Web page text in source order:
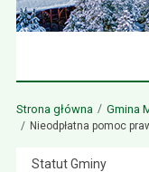
Strona główna Gmina
Nieodpłatna pomoc
Statut Gminy